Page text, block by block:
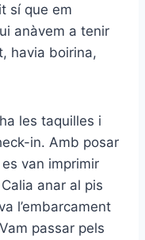
sí que em
anàvem a tenir
havia boirina,
les taquilles i
in. Amb posar
van imprimir
anar al pis
l’embarcament
passar pels